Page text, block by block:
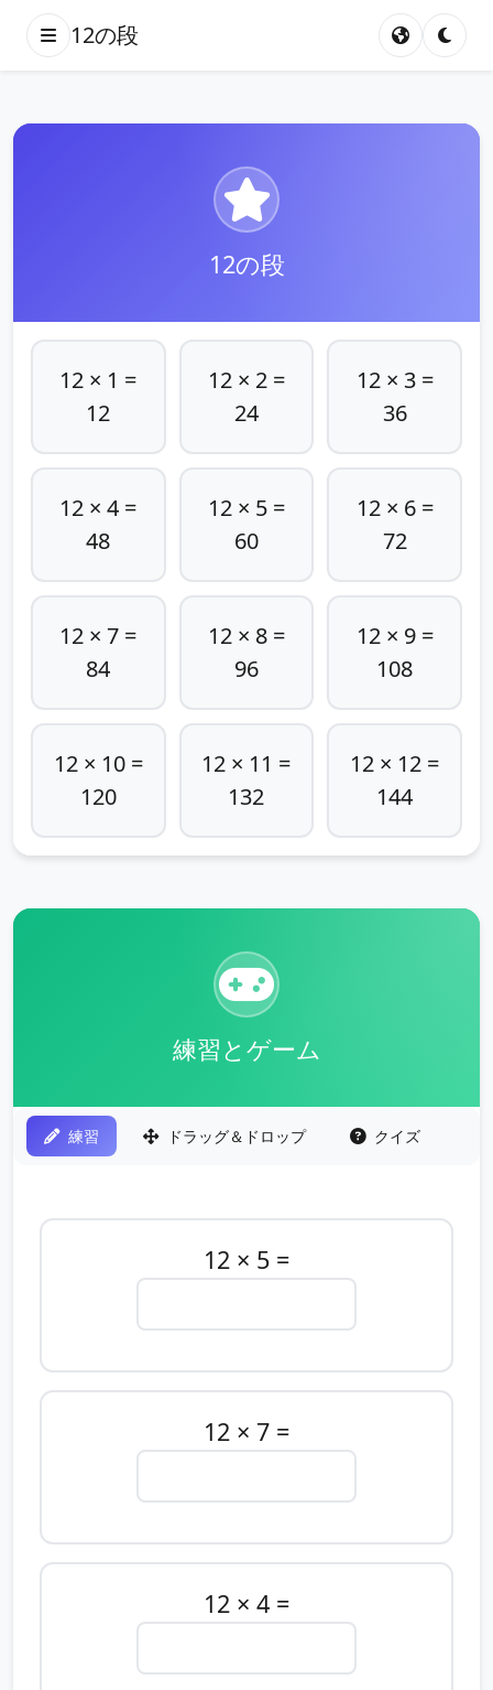
12の段
12の段
12 × 1 =
12
12 × 2 =
24
12 × 3 =
36
12 × 4 =
48
12 × 5 =
60
12 × 6 =
72
12 × 7 =
84
12 × 8 =
96
12 × 9 =
108
12 × 10 =
120
12 × 11 =
132
12 × 12 =
144
練習とゲーム
練習 ドラッグ＆ドロップ クイズ
12 × 5 =
12 × 7 =
12 × 4 =